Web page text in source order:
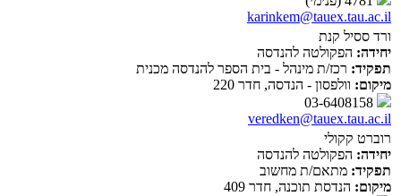
karinkem@tauex.tau.ac.il
ורד ססיל קנת
יחידה: הפקולטה להנדסה
תפקיד: רכז/ת מינהל - בית הספר להנדסה מכנית
מיקום: וולפסון - הנדסה, חדר 220
veredken@tauex.tau.ac.il
רוברט קקולי
יחידה: הפקולטה להנדסה
תפקיד: מתאם/ת מחשוב
מיקום: הנדסת תוכנה, חדר 409